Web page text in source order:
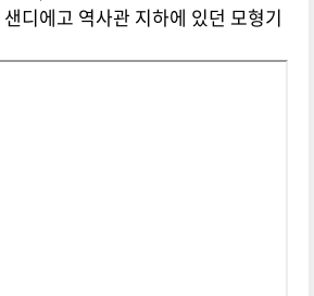
디에고 역사관 지하에 있던 모형기